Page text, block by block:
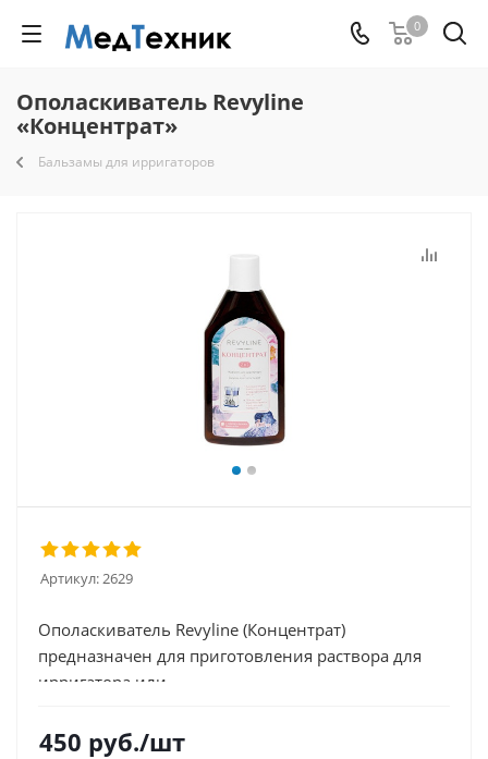
0
Ополаскиватель Revyline
«Концентрат»
Бальзамы для ирригаторов
Артикул:2629
Ополаскиватель Revyline (Концентрат)
предназначен для приготовления раствора для
ирригатора или...
450 руб./шт